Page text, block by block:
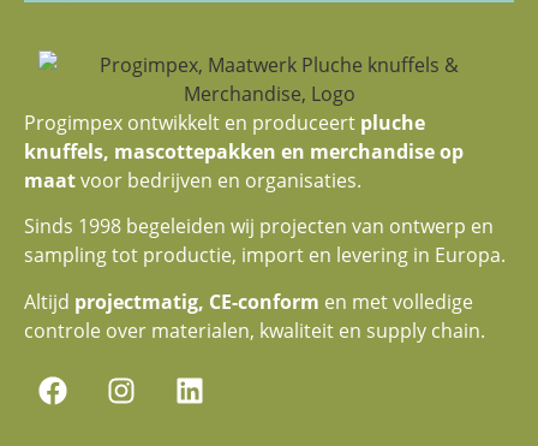
Progimpex ontwikkelt en produceert pluche
knuffels, mascottepakken en merchandise op
maatvoor bedrijven en organisaties.
Sinds 1998 begeleiden wij projecten van ontwerp en
sampling tot productie, import en levering in Europa.
Altijd projectmatig, CE-conform en met volledige
controle over materialen, kwaliteit en supply chain.